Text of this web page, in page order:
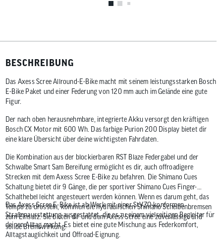
BESCHREIBUNG
Das Axess Scree Allround-E-Bike macht mit seinem leistungsstarken Bosch
E-Bike Paket und einer Federung von 120 mm auch im Gelände eine gute
Figur.
Der nach oben herausnehmbare, integrierte Akku versorgt den kräftigen
Bosch CX Motor mit 600 Wh. Das farbige Purion 200 Display bietet dir
eine klare Übersicht über deine wichtigsten Fahrdaten.
Die Kombination aus der blockierbaren RST Blaze Federgabel und der
Schwalbe Smart Sam Bereifung ermöglicht es dir, auch offroadigere
Strecken mit dem Axess Scree E-Bike zu befahren. Die Shimano Cues
Schaltung bietet dir 9 Gänge, die per sportiver Shimano Cues Finger-
Schalthebel leicht angesteuert werden können. Wenn es darum geht, das
Tempo zu drosseln, kommen die hydraulischen Shimano Scheibenbremsen
zum Einsatz. Sie bieten dir und dem Axess Scree eine zuverlässige und
solide Bremswirkung.
Das Axess Scree E-Bike ist ab Werk mit einer StVZO-konformen
Straßenausstattung ausgestattet, die es zu einem vielseitigen Begleiter für
deinen Alltag macht. Es bietet eine gute Mischung aus Federkomfort,
Alltagstauglichkeit und Offroad-Eignung.